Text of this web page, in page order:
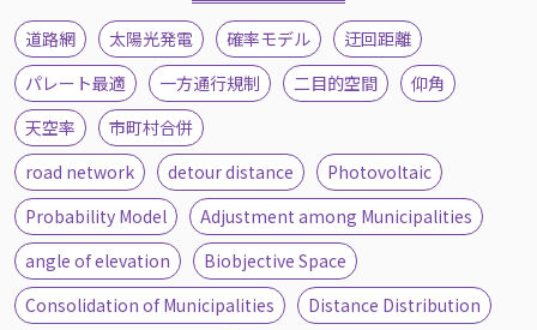
道路網 太陽光発電 確率モデル
迂回距離
パレート最適
一方通行規制 二目的空間
仰角
天空率
市町村合併
road network
detour distance
Photovoltaic
Probability Model
Adjustment among Municipalities
angle of elevation
Biobjective Space
Consolidation of Municipalities
Distance Distribution